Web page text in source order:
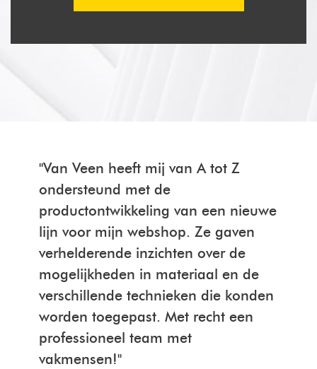
"Van Veen heeft mij van A tot Z
ondersteund met de
productontwikkeling van een nieuwe
lijn voor mijn webshop. Ze gaven
verhelderende inzichten over de
mogelijkheden in materiaal en de
verschillende technieken die konden
worden toegepast. Met recht een
professioneel team met
vakmensen!"